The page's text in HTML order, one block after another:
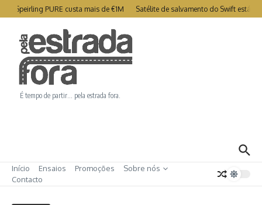
Ir para o conteúdo
Speirling PURE custa mais de €1M Satélite de salvamento do Swift está
É tempo de partir… pela estrada fora.
Início Ensaios Promoções
Sobre nós
Contacto